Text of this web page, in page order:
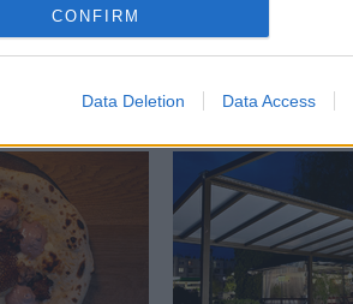
CONFIRM
Data Deletion Data Access